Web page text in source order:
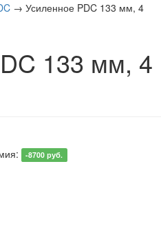
→ Усиленное PDC 133 мм, 4
133 мм, 4
-8700 руб.